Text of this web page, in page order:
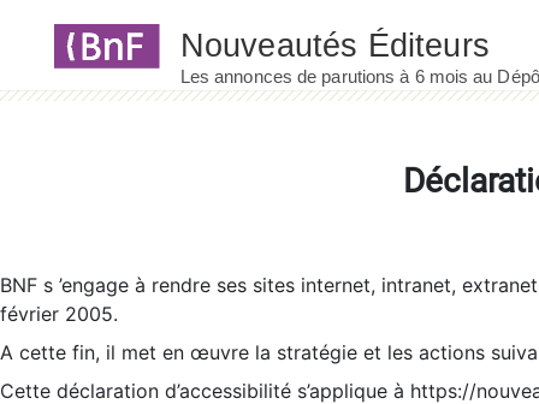
BNF s ’engage à rendre ses sites internet, intranet,
février 2005.
A cette fin, il met en œuvre la stratégie et les actions
Cette déclaration d’accessibilité s’applique à https://